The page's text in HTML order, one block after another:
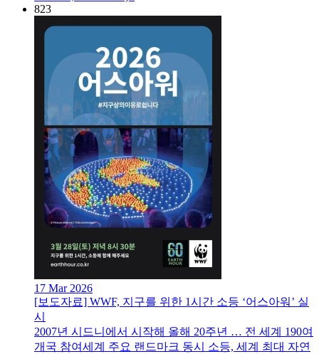
823
17 Mar 2026
[보도자료] WWF, 지구를 위한 1시간 소등 ‘어스아워’ 실
시
2007년 시드니에서 시작해 올해 20주년 … 전 세계 190여
개국 참여세계 주요 랜드마크 동시 소등, 세계 최대 자연